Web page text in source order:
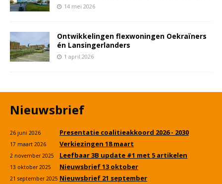
14 mei 2026
Ontwikkelingen flexwoningen Oekraïners
én Lansingerlanders
1 april 2026
Nieuwsbrief
26 juni 2026 Presentatie coalitieakkoord 2026 - 2030
17 maart 2026 Verkiezingen 18 maart
2 november 2025 Leefbaar 3B update #1 met 5 artikelen
13 oktober 2025 Nieuwsbrief 13 oktober
21 september 2025 Nieuwsbrief 21 september